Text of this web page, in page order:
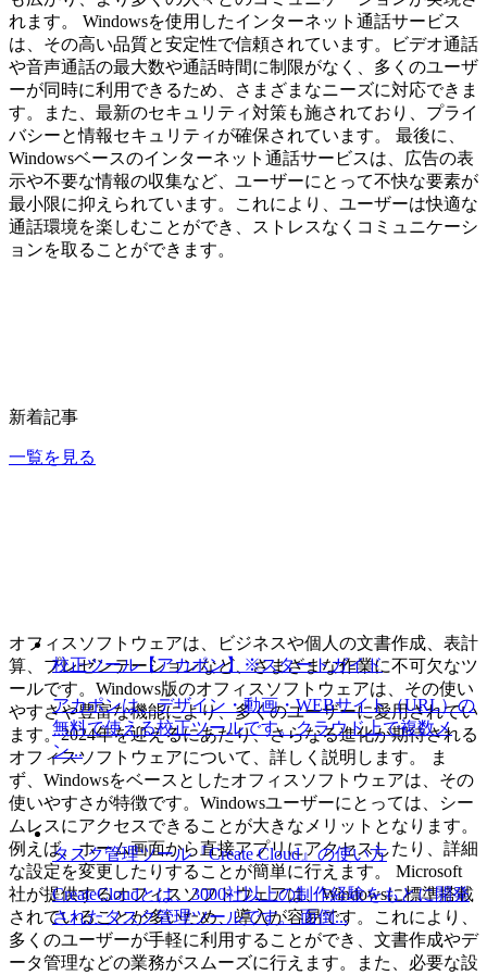
れます。 Windowsを使用したインターネット通話サービス
は、その高い品質と安定性で信頼されています。ビデオ通話
や音声通話の最大数や通話時間に制限がなく、多くのユーザ
ーが同時に利用できるため、さまざまなニーズに対応できま
す。また、最新のセキュリティ対策も施されており、プライ
バシーと情報セキュリティが確保されています。 最後に、
Windowsベースのインターネット通話サービスは、広告の表
示や不要な情報の収集など、ユーザーにとって不快な要素が
最小限に抑えられています。これにより、ユーザーは快適な
通話環境を楽しむことができ、ストレスなくコミュニケーシ
ョンを取ることができます。
オフィスソフトウェアは、ビジネスや個人の文書作成、表計
算、プレゼンテーションなど、さまざまな作業に不可欠なツ
ールです。Windows版のオフィスソフトウェアは、その使い
やすさや豊富な機能により、多くのユーザーに愛用されてい
ます。2024年を迎えるにあたり、さらなる進化が期待される
オフィスソフトウェアについて、詳しく説明します。 ま
ず、Windowsをベースとしたオフィスソフトウェアは、その
使いやすさが特徴です。Windowsユーザーにとっては、シー
ムレスにアクセスできることが大きなメリットとなります。
例えば、ホーム画面から直接アプリにアクセスしたり、詳細
な設定を変更したりすることが簡単に行えます。 Microsoft
社が提供するオフィスソフトウェアは、Windowsに標準搭載
されていることが多いため、導入が容易です。これにより、
多くのユーザーが手軽に利用することができ、文書作成やデ
ータ管理などの業務がスムーズに行えます。また、必要な設
新着記事
一覧を見る
校正ツール【アカポン】※スタートガイド
アカポンは、デザイン・動画・WEBサイト（URL）の
無料で使える校正ツールです。クラウド上で複数メ
ン...
タスク管理ツール『Create Cloud』の使い方
CreateCloudとは、3000社以上の制作経験をもとに開発
されたタスク管理ツールです。 面倒...